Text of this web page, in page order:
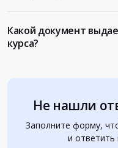
Не нашли
Заполните форму,
и
Какой документ
курса?